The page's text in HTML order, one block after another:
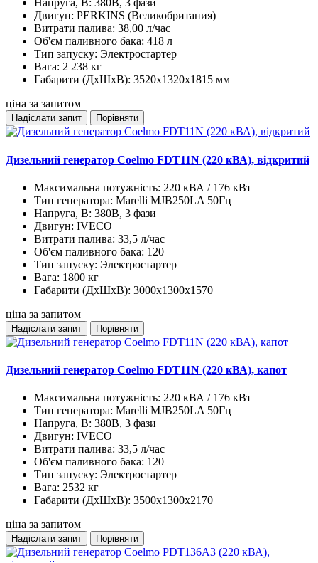
Напруга, В: 380В, 3 фази
Двигун: PERKINS (Великобритания)
Витрати палива: 38,00 л/час
Об'єм паливного бака: 418 л
Тип запуску: Электростартер
Вага: 2 238 кг
Габарити (ДхШхВ): 3520х1320х1815 мм
ціна за запитом
Надіслати запит Порівняти
Дизельний генератор Coelmo FDT11N (220 кВА), відкритий
Максимальна потужність: 220 кВА / 176 кВт
Тип генератора: Marelli MJB250LA 50Гц
Напруга, В: 380В, 3 фази
Двигун: IVECO
Витрати палива: 33,5 л/час
Об'єм паливного бака: 120
Тип запуску: Электростартер
Вага: 1800 кг
Габарити (ДхШхВ): 3000x1300x1570
ціна за запитом
Надіслати запит Порівняти
Дизельний генератор Coelmo FDT11N (220 кВА), капот
Максимальна потужність: 220 кВА / 176 кВт
Тип генератора: Marelli MJB250LA 50Гц
Напруга, В: 380В, 3 фази
Двигун: IVECO
Витрати палива: 33,5 л/час
Об'єм паливного бака: 120
Тип запуску: Электростартер
Вага: 2532 кг
Габарити (ДхШхВ): 3500x1300x2170
ціна за запитом
Надіслати запит Порівняти